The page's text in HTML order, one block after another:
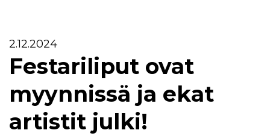
2.12.2024
Festariliput ovat
myynnissä ja ekat
artistit julki!